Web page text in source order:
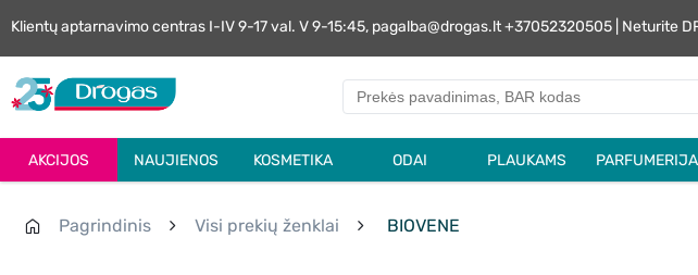
Klientų aptarnavimo centras I-IV 9-17 val. V 9-15:45, pagalba@drogas.lt +37052320505 | Neturite
AKCIJOS NAUJIENOS KOSMETIKA ODAI PLAUKAMS PARFUMERIJA
Pagrindinis Visi prekių ženklai BIOVENE